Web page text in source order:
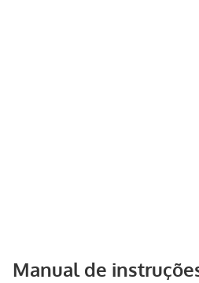
Manual de